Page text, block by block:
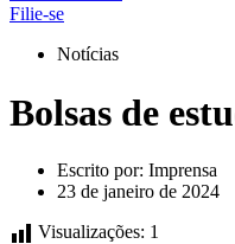
Filie-se
Notícias
Bolsas de
Escrito por: Imprensa
23 de janeiro de 2024
Visualizações: 1